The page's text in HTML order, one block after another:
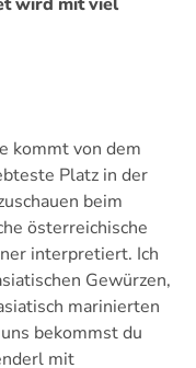
wird mit viel
kommt von dem
Platz in der
beim
österreichische
interpretiert. Ich
Gewürzen,
marinierten
bekommst du
mit